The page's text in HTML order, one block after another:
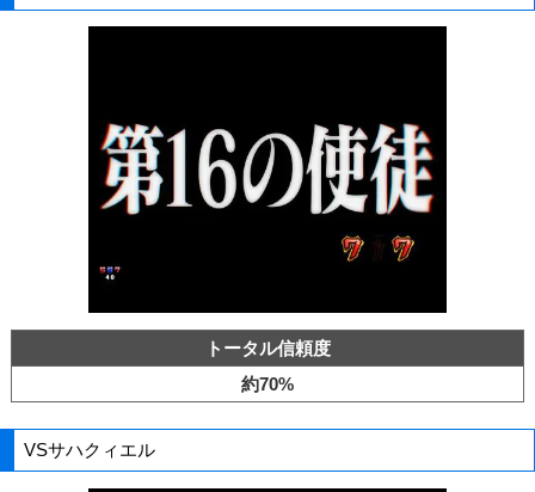
トータル信頼度
約70%
VSサハクィエル